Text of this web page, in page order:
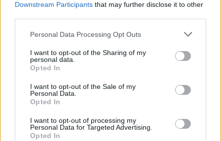
Downstream Participants that may further disclose it to other
Personal Data Processing Opt Outs
I want to opt-out of the Sharing of my
personal data.
Opted In
I want to opt-out of the Sale of my
Personal Data.
Opted In
I want to opt-out of processing my
Personal Data for Targeted Advertising.
Opted In